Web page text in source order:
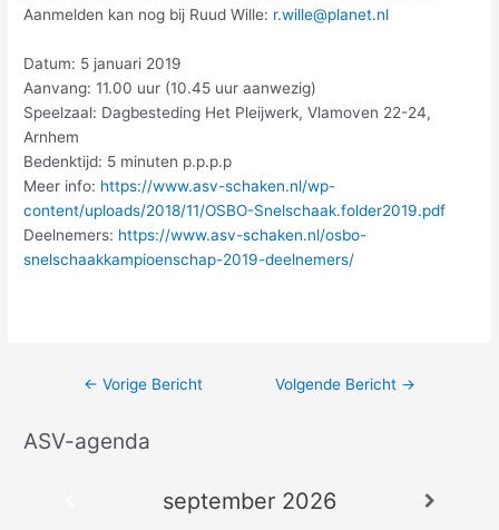
Aanmelden kan nog bij Ruud Wille: r.wille@planet.nl
Datum: 5 januari 2019
Aanvang: 11.00 uur (10.45 uur aanwezig)
Speelzaal: Dagbesteding Het Pleijwerk, Vlamoven 22-24,
Arnhem
Bedenktijd: 5 minuten p.p.p.p
Meer info: https://www.asv-schaken.nl/wp-
content/uploads/2018/11/OSBO-Snelschaak.folder2019.pdf
Deelnemers: https://www.asv-schaken.nl/osbo-
snelschaakkampioenschap-2019-deelnemers/
← Vorige Bericht Volgende Bericht →
ASV-agenda
september 2026
A